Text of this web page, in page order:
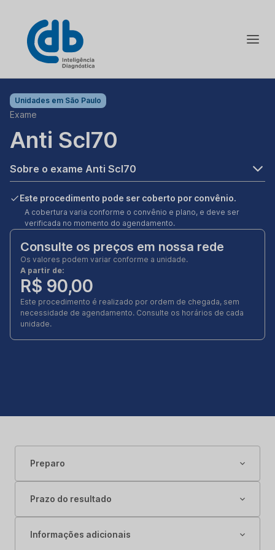
Unidades em São Paulo
Exame
Anti Scl70
Sobre o exame Anti Scl70
Este procedimento pode ser coberto por convênio.
A cobertura varia conforme o convênio e plano, e deve ser
verificada no momento do agendamento.
Consulte os preços em nossa rede
Os valores podem variar conforme a unidade.
A partir de:
R$ 90,00
Este procedimento é realizado por ordem de chegada, sem
necessidade de agendamento. Consulte os horários de cada
unidade.
Preparo
Prazo do resultado
Informações adicionais